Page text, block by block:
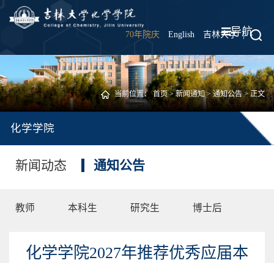
70年院庆 English 吉林大学 |
导航
当前位置：首页>新闻通知>通知公告> 正文
化学学院
新闻动态 通知公告
教师 本科生 研究生 博士后
化学学院2027年推荐优秀应届本